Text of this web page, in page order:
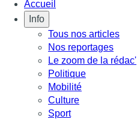
Accueil
Info
Tous nos articles
Nos reportages
Le zoom de la rédac'
Politique
Mobilité
Culture
Sport